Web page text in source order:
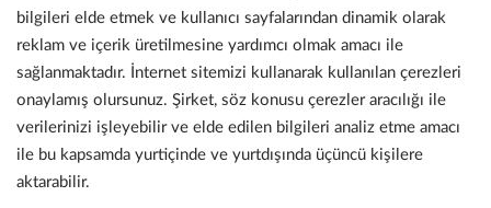
bilgileri elde etmek ve kullanıcı sayfalarından dinamik olarak
reklam ve içerik üretilmesine yardımcı olmak amacı ile
sağlanmaktadır. İnternet sitemizi kullanarak kullanılan çerezleri
onaylamış olursunuz. Şirket, söz konusu çerezler aracılığı ile
verilerinizi işleyebilir ve elde edilen bilgileri analiz etme amacı
ile bu kapsamda yurtiçinde ve yurtdışında üçüncü kişilere
aktarabilir.